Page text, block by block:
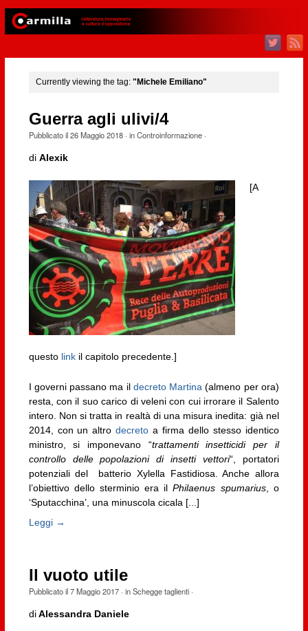
Currently viewing the tag: "Michele Emiliano"
Guerra agli ulivi/4
Pubblicato il26 Maggio 2018· inControinformazione·
di Alexik
[A
questo linkil capitolo precedente.]
I governi passano ma il decreto Martina (almeno per ora)
resta, con il suo carico di veleni con cui irrorare il Salento
intero. Non si tratta in realtà di una misura inedita: già nel
2014, con un altrodecreto a firma dello stesso identico
ministro, si imponevano “trattamenti insetticidi per il
controllo delle popolazioni di insetti vettori“, portatori
potenziali del batterio Xylella Fastidiosa. Anche allora
l’obiettivo dello sterminio era ilPhilaenus spumarius, o
‘Sputacchina’, una minuscola cicala [...]
Leggi →
Il vuoto utile
Pubblicato il7 Maggio 2017· inSchegge taglienti·
diAlessandra Daniele